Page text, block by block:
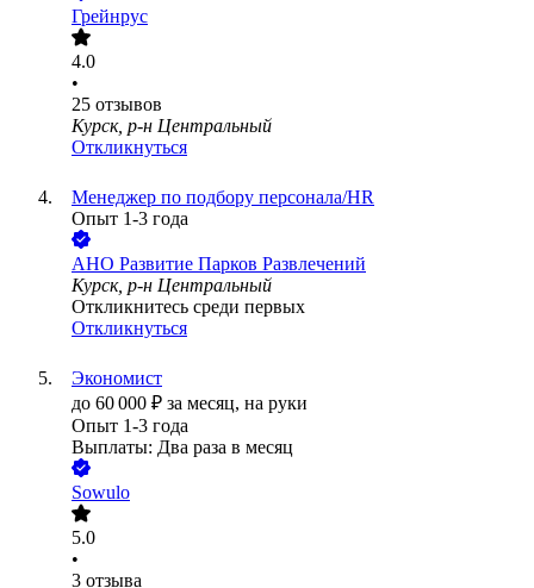
Грейнрус
4.0
•
25 отзывов
Курск, р-н Центральный
Откликнуться
Менеджер по подбору персонала/HR
Опыт 1-3 года
АНО Развитие Парков Развлечений
Курск, р-н Центральный
Откликнитесь среди первых
Откликнуться
Экономист
до 60 000 ₽ за месяц, на руки
Опыт 1-3 года
Выплаты: Два раза в месяц
Sowulo
5.0
•
3 отзыва